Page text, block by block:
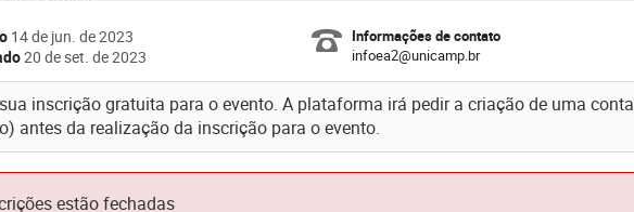
14 de jun. de 2023
20 de set. de 2023
Informações de contato
infoea2@unicamp.br
inscrição gratuita para o evento. A plataforma irá pedir a criação de uma conta
antes da realização da inscrição para o evento.
estão fechadas